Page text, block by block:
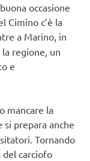
occasione
Cimino c’è la
a Marino, in
la regione, un
e
mancare la
si prepara anche
Tornando
del carciofo